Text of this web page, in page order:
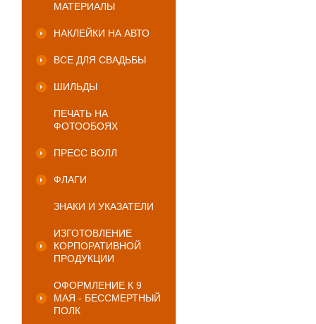
МАТЕРИАЛЫ
НАКЛЕЙКИ НА АВТО
ВСЕ ДЛЯ СВАДЬБЫ
ШИЛЬДЫ
ПЕЧАТЬ НА
ФОТООБОЯХ
ПРЕСС ВОЛЛ
ФЛАГИ
ЗНАКИ И УКАЗАТЕЛИ
ИЗГОТОВЛЕНИЕ
КОРПОРАТИВНОЙ
ПРОДУКЦИИ
ОФОРМЛЕНИЕ К 9
МАЯ - БЕССМЕРТНЫЙ
ПОЛК